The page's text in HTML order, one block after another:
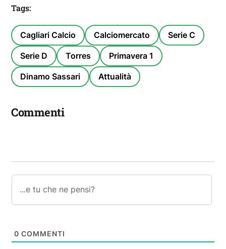
Tags:
Cagliari Calcio Calciomercato Serie C
Serie D Torres Primavera 1
Dinamo Sassari Attualità
Commenti
0 COMMENTI